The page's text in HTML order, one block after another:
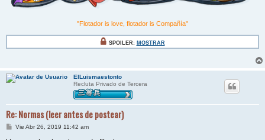
"Flotador is love, flotador is Compañía"
SPOILER: MOSTRAR
ElLuismaestonto
Recluta Privado de Tercera
Re: Normas (leer antes de postear)
MVie Abr 26, 2019 11:42 am